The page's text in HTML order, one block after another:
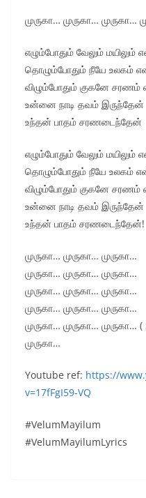
முருகா… முருகா… முருகா…
எழும்போதும் வேலும் மயிலும்
தொழும்போதும் நீயே உலகம்
விழும்போதும் குகனே
உன்னை நாடி தவம் இருந்தேன்
உந்தன் பாதம் சரணடைந்தேன்
எழும்போதும் வேலும் மயிலும்
தொழும்போதும் நீயே உலகம்
விழும்போதும் குகனே
உன்னை நாடி தவம் இருந்தேன்
உந்தன் பாதம் சரணடைந்தேன்!
முருகா… முருகா… முருகா…
முருகா… முருகா… முருகா…
முருகா… முருகா… முருகா…
முருகா… முருகா… முருகா…
முருகா… முருகா… முருகா… (
முருகா…
Youtube ref: https://
v=17fFgI59-VQ
#VelumMayilum
#VelumMayilumLyrics